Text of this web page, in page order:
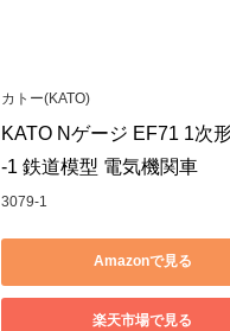
カトー(KATO)
KATO Nゲージ EF71 1次
-1 鉄道模型 電気機関車
3079-1
Amazonで見る
楽天市場で見る